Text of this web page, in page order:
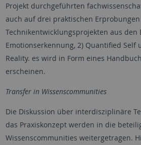
Projekt durchgeführten
auch auf drei praktischen
Technikentwicklungsprojekten aus den
Emotionserkennung, 2) Quantified Self
Reality. es wird in Form eines
erscheinen.
Transfer in Wissenscommunities
Die Diskussion über interdisziplinäre
das Praxiskonzept werden in die
Wissenscommunities weitergetragen.